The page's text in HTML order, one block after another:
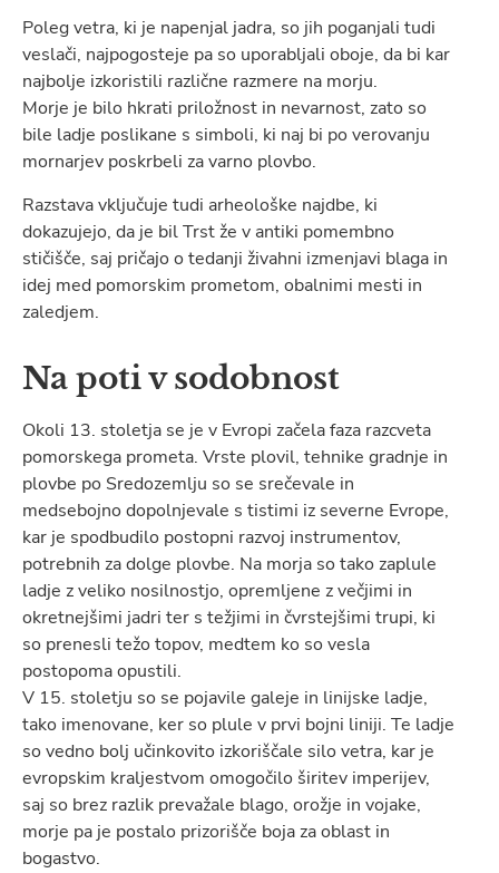
Poleg vetra, ki je napenjal jadra, so jih poganjali tudi
veslači, najpogosteje pa so uporabljali oboje, da bi kar
najbolje izkoristili različne razmere na morju.
Morje je bilo hkrati priložnost in nevarnost, zato so
bile ladje poslikane s simboli, ki naj bi po verovanju
mornarjev poskrbeli za varno plovbo.
Razstava vključuje tudi arheološke najdbe, ki
dokazujejo, da je bil Trst že v antiki pomembno
stičišče, saj pričajo o tedanji živahni izmenjavi blaga in
idej med pomorskim prometom, obalnimi mesti in
zaledjem.
Na poti v sodobnost
Okoli 13. stoletja se je v Evropi začela faza razcveta
pomorskega prometa. Vrste plovil, tehnike gradnje in
plovbe po Sredozemlju so se srečevale in
medsebojno dopolnjevale s tistimi iz severne Evrope,
kar je spodbudilo postopni razvoj instrumentov,
potrebnih za dolge plovbe. Na morja so tako zaplule
ladje z veliko nosilnostjo, opremljene z večjimi in
okretnejšimi jadri ter s težjimi in čvrstejšimi trupi, ki
so prenesli težo topov, medtem ko so vesla
postopoma opustili.
V 15. stoletju so se pojavile galeje in linijske ladje,
tako imenovane, ker so plule v prvi bojni liniji. Te ladje
so vedno bolj učinkovito izkoriščale silo vetra, kar je
evropskim kraljestvom omogočilo širitev imperijev,
saj so brez razlik prevažale blago, orožje in vojake,
morje pa je postalo prizorišče boja za oblast in
bogastvo.